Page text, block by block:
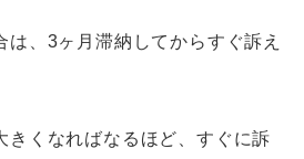
は、3ヶ月滞納してからすぐ訴え
きくなればなるほど、すぐに訴